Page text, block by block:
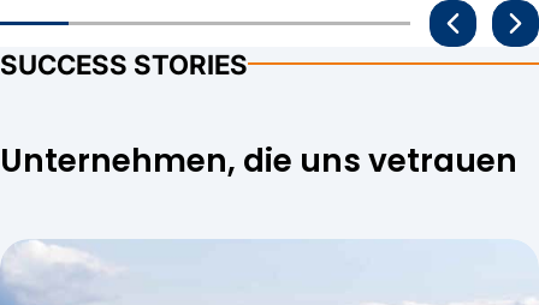
SUCCESS STORIES
Unternehmen, die uns vetrauen